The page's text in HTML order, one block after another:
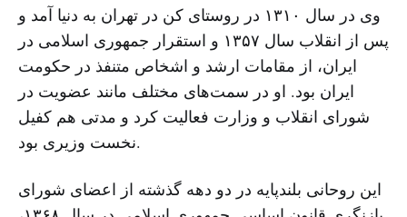
وی در سال ١٣١٠ در روستای کن در تهران به دنیا آمد و
پس از انقلاب سال ١٣۵٧ و استقرار جمهوری اسلامی در
ایران، از مقامات ارشد و اشخاص متنفذ در حکومت
ایران بود. او در سمت‌های مختلف مانند عضویت در
شورای انقلاب و وزارت فعالیت کرد و مدتی هم کفیل
نخست وزیری بود.
این روحانی بلندپایه در دو دهه گذشته از اعضای شورای